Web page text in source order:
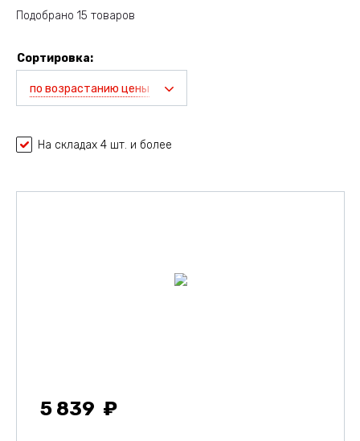
Подобрано 15 товаров
Сортировка:
по возрастанию цены
На складах 4 шт. и более
5 839